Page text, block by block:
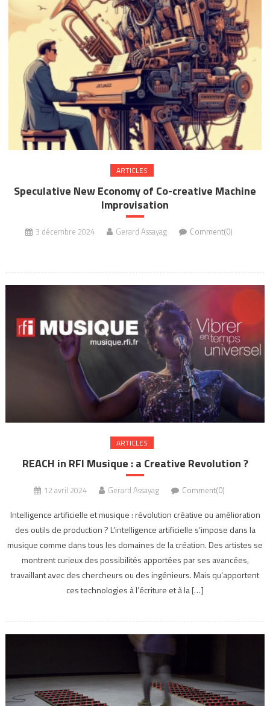
ARTICLES
Speculative New Economy of Co-creative Machine
Improvisation
3 décembre 2024 Gerard Assayag Comment(0)
ARTICLES
REACH in RFI Musique : a Creative Revolution ?
12 avril 2024 Gerard Assayag Comment(0)
Intelligence artificielle et musique : révolution créative ou amélioration
des outils de production ? L’intelligence artificielle s’impose dans la
musique comme dans tous les domaines de la création. Des artistes se
montrent curieux des possibilités apportées par ses avancées,
travaillant avec des chercheurs ou des ingénieurs. Mais qu’apportent
ces technologies à l’écriture et à la […]